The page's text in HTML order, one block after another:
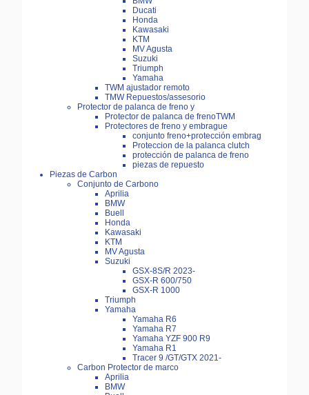
Ducati
Honda
Kawasaki
KTM
MV Agusta
Suzuki
Triumph
Yamaha
TWM ajustador remoto
TMW Repuestos/assesorio
Protector de palanca de freno y
Protector de palanca de frenoTWM
Protectores de freno y embrague
conjunto freno+protección embrag
Proteccion de la palanca clutch
protección de palanca de freno
piezas de repuesto
Piezas de Carbon
Conjunto de Carbono
Aprilia
BMW
Buell
Honda
Kawasaki
KTM
MV Agusta
Suzuki
GSX-8S/R 2023-
GSX-R 600/750
GSX-R 1000
Triumph
Yamaha
Yamaha R6
Yamaha R7
Yamaha YZF 900 R9
Yamaha R1
Tracer 9 /GT/GTX 2021-
Carbon Protector de marco
Aprilia
BMW